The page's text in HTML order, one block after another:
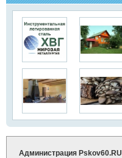
Администрация Pskov60.RU